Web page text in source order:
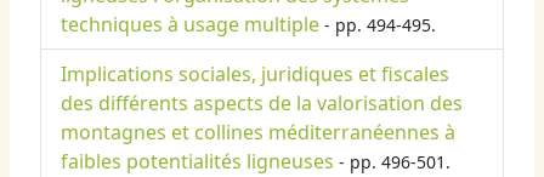
techniques à usage multiple - pp. 494-495.
Implications sociales, juridiques et fiscales
des différents aspects de la valorisation des
montagnes et collines méditerranéennes à
faibles potentialités ligneuses - pp. 496-501.